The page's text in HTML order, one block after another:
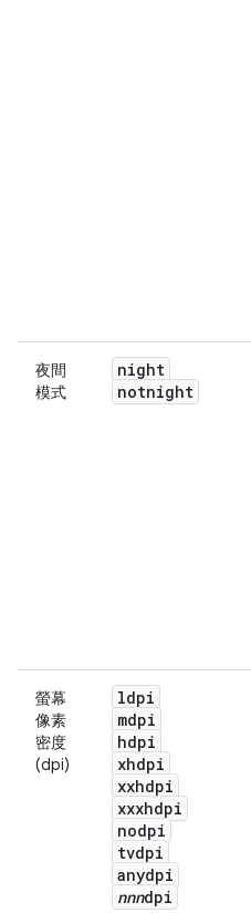
夜間
模式
night
notnight
螢幕
像素
密度
(dpi)
ldpi
mdpi
hdpi
xhdpi
xxhdpi
xxxhdpi
nodpi
tvdpi
anydpi
nnndpi